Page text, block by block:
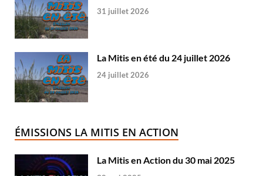
31 juillet 2026
La Mitis en été du 24 juillet 2026
24 juillet 2026
ÉMISSIONS LA MITIS EN ACTION
La Mitis en Action du 30 mai 2025